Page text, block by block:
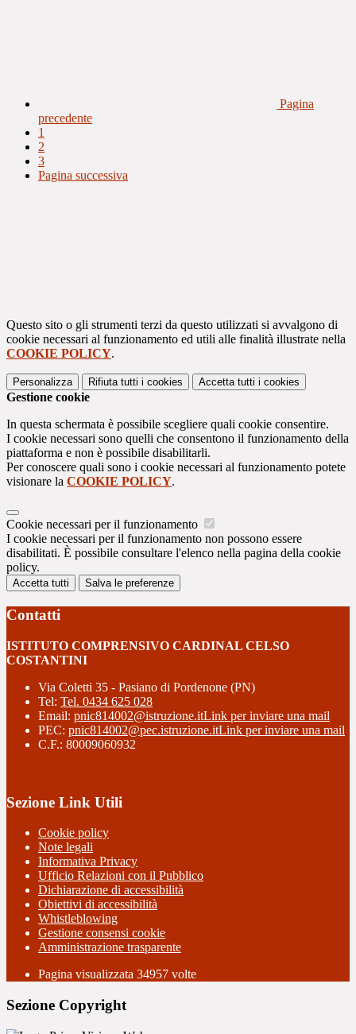
Pagina
precedente
1
2
3
Pagina successiva
Questo sito o gli strumenti terzi da questo utilizzati si avvalgono di
cookie necessari al funzionamento ed utili alle finalità illustrate nella
COOKIE POLICY.
Personalizza Rifiuta tutti i cookies Accetta tutti i cookies
Gestione cookie
In questa schermata è possibile scegliere quali cookie consentire.
I cookie necessari sono quelli che consentono il funzionamento della
piattaforma e non è possibile disabilitarli.
Per conoscere quali sono i cookie necessari al funzionamento potete
visionare la COOKIE POLICY.
Cookie necessari per il funzionamento
I cookie necessari per il funzionamento non possono essere
disabilitati. È possibile consultare l'elenco nella pagina della cookie
policy.
Accetta tutti Salva le preferenze
Contatti
ISTITUTO COMPRENSIVO CARDINAL CELSO
COSTANTINI
Via Coletti 35 - Pasiano di Pordenone (PN)
Tel: Tel. 0434 625 028
Email: pnic814002@istruzione.itLink per inviare una mail
PEC: pnic814002@pec.istruzione.itLink per inviare una mail
C.F.: 80009060932
Sezione Link Utili
Cookie policy
Note legali
Informativa Privacy
Ufficio Relazioni con il Pubblico
Dichiarazione di accessibilità
Obiettivi di accessibilità
Whistleblowing
Gestione consensi cookie
Amministrazione trasparente
Pagina visualizzata 34957 volte
Sezione Copyright